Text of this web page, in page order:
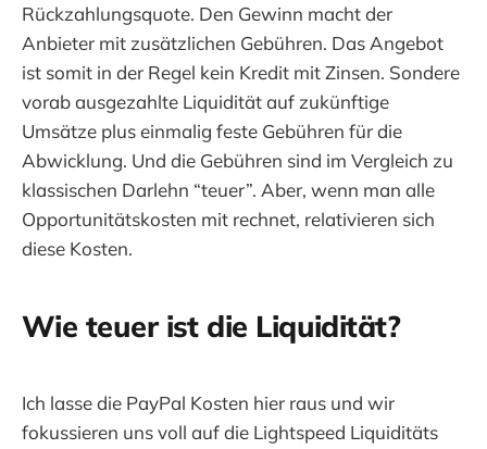
Rückzahlungsquote. Den Gewinn macht der
Anbieter mit zusätzlichen Gebühren. Das Angebot
ist somit in der Regel kein Kredit mit Zinsen. Sondere
vorab ausgezahlte Liquidität auf zukünftige
Umsätze plus einmalig feste Gebühren für die
Abwicklung. Und die Gebühren sind im Vergleich zu
klassischen Darlehn “teuer”. Aber, wenn man alle
Opportunitätskosten mit rechnet, relativieren sich
diese Kosten.
Wie teuer ist die Liquidität?
Ich lasse die PayPal Kosten hier raus und wir
fokussieren uns voll auf die Lightspeed Liquiditäts